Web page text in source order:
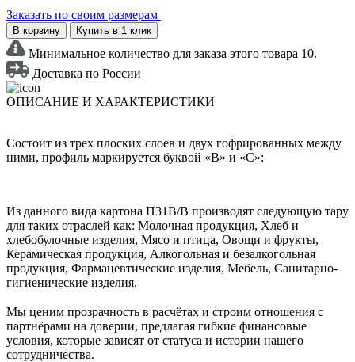
Заказать по своим размерам
В корзину Купить в 1 клик
Минимальное количество для заказа этого товара 10.
Доставка по России
ОПИСАНИЕ И ХАРАКТЕРИСТИКИ
Состоит из трех плоских слоев и двух гофрированных между
ними, профиль маркируется буквой «В» и «С»:
Из данного вида картона П31В/B производят следующую тару
для таких отраслей как: Молочная продукция, Хлеб и
хлебобулочные изделия, Мясо и птица, Овощи и фрукты,
Керамическая продукция, Алкогольная и безалкогольная
продукция, Фармацевтические изделия, Мебель, Санитарно-
гигиенические изделия.
Мы ценим прозрачность в расчётах и строим отношения с
партнёрами на доверии, предлагая гибкие финансовые
условия, которые зависят от статуса и истории нашего
сотрудничества.